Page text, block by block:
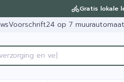
Gratis lokale
Voorschrift24 op 7 muurautomaat
categorie...